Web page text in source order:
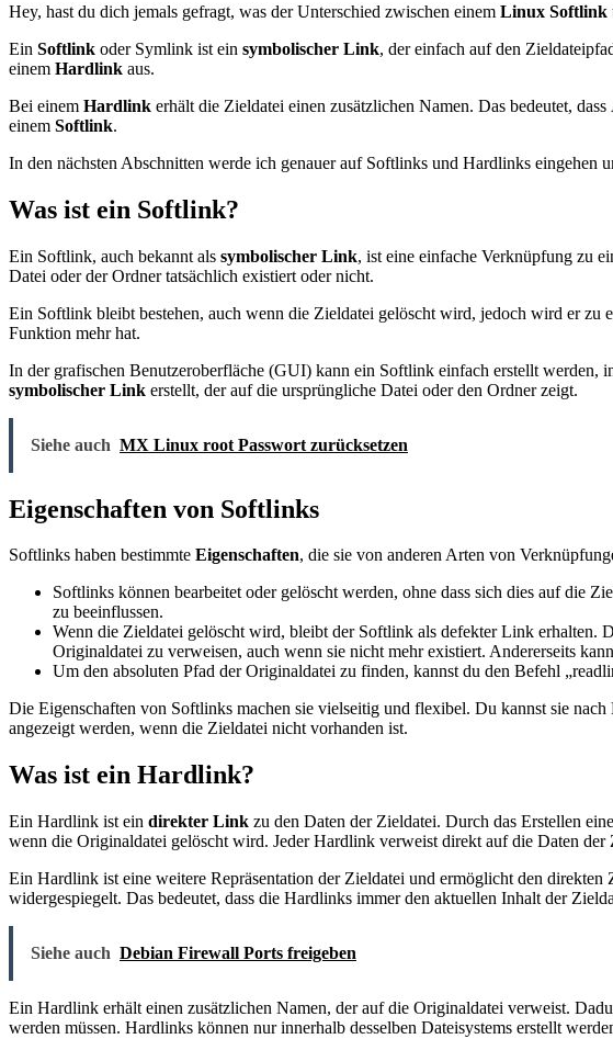
Hey, hast du dich jemals gefragt, was der Unterschied zwischen einem Linux Softlink
Ein Softlink oder Symlink ist ein symbolischer Link, der einfach auf den
einem Hardlink aus.
Bei einem Hardlink erhält die Zieldatei einen zusätzlichen Namen. Das bedeutet,
einem Softlink.
In den nächsten Abschnitten werde ich genauer auf Softlinks und Hardlinks eingehen
Was ist ein Softlink?
Ein Softlink, auch bekannt als symbolischer Link, ist eine einfache Verknüpfung zu
Datei oder der Ordner tatsächlich existiert oder nicht.
Ein Softlink bleibt bestehen, auch wenn die Zieldatei gelöscht wird, jedoch wird er
Funktion mehr hat.
In der grafischen Benutzeroberfläche (GUI) kann ein Softlink einfach erstellt
symbolischer Link erstellt, der auf die ursprüngliche Datei oder den Ordner zeigt.
Siehe auch MX Linux root Passwort zurücksetzen
Eigenschaften von Softlinks
Softlinks haben bestimmte Eigenschaften, die sie von anderen Arten von
Softlinks können bearbeitet oder gelöscht werden, ohne dass sich dies auf die
zu beeinflussen.
Wenn die Zieldatei gelöscht wird, bleibt der Softlink als defekter Link erhalten.
Originaldatei zu verweisen, auch wenn sie nicht mehr existiert. Andererseits
Um den absoluten Pfad der Originaldatei zu finden, kannst du den Befehl
Die Eigenschaften von Softlinks machen sie vielseitig und flexibel. Du kannst sie
angezeigt werden, wenn die Zieldatei nicht vorhanden ist.
Was ist ein Hardlink?
Ein Hardlink ist ein direkter Link zu den Daten der Zieldatei. Durch das Erstellen
wenn die Originaldatei gelöscht wird. Jeder Hardlink verweist direkt auf die Daten
Ein Hardlink ist eine weitere Repräsentation der Zieldatei und ermöglicht den
widergespiegelt. Das bedeutet, dass die Hardlinks immer den aktuellen Inhalt der
Siehe auch Debian Firewall Ports freigeben
Ein Hardlink erhält einen zusätzlichen Namen, der auf die Originaldatei verweist.
werden müssen. Hardlinks können nur innerhalb desselben Dateisystems erstellt